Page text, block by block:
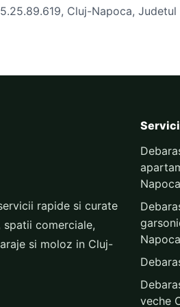
Cluj-Napoca, Judetul
rapide si curate
comerciale,
si moloz in Cluj-
Napoca
Napoca
veche